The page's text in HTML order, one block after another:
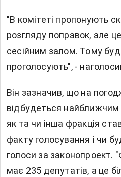
"В комітеті пропонують
розгляду поправок, але
сесійним залом. Тому
проголосують", -
Він зазначив, що на
відбудеться
як та чи інша фракція
факту голосування і чи
голоси за законопроект.
має 235 депутатів, а це